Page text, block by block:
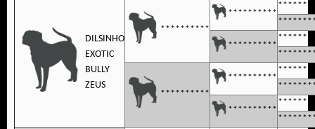
DILSINHO
EXOTIC
BULLY
ZEUS
**********
**********
**********
**********
**********
**********